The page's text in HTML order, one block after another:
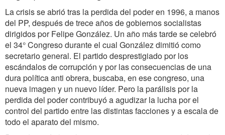
La crisis se abrió tras la perdida del poder en 1996, a manos
del PP, después de trece años de gobiernos socialistas
dirigidos por Felipe González. Un año más tarde se celebró
el 34° Congreso durante el cual González dimitió como
secretario general. El partido desprestigiado por los
escándalos de corrupción y por las consecuencias de una
dura política anti obrera, buscaba, en ese congreso, una
nueva imagen y un nuevo líder. Pero la parálisis por la
perdida del poder contribuyó a agudizar la lucha por el
control del partido entre las distintas facciones y a escala de
todo el aparato del mismo.